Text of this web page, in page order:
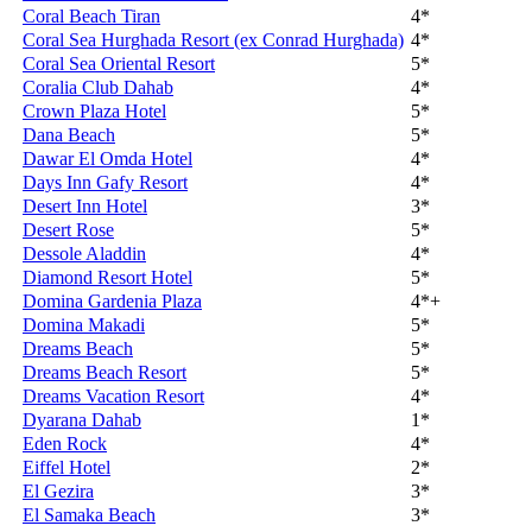
Coral Beach Tiran
4*
Coral Sea Hurghada Resort (ex Conrad Hurghada) 4*
Coral Sea Oriental Resort
5*
Coralia Club Dahab
4*
Crown Plaza Hotel
5*
Dana Beach
5*
Dawar El Omda Hotel
4*
Days Inn Gafy Resort
4*
Desert Inn Hotel
3*
Desert Rose
5*
Dessole Aladdin
4*
Diamond Resort Hotel
5*
Domina Gardenia Plaza
4*+
Domina Makadi
5*
Dreams Beach
5*
Dreams Beach Resort
5*
Dreams Vacation Resort
4*
Dyarana Dahab
1*
Eden Rock
4*
Eiffel Hotel
2*
El Gezira
3*
El Samaka Beach
3*